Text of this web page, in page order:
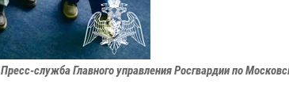
Пресс-служба Главного управления Росгвардии по